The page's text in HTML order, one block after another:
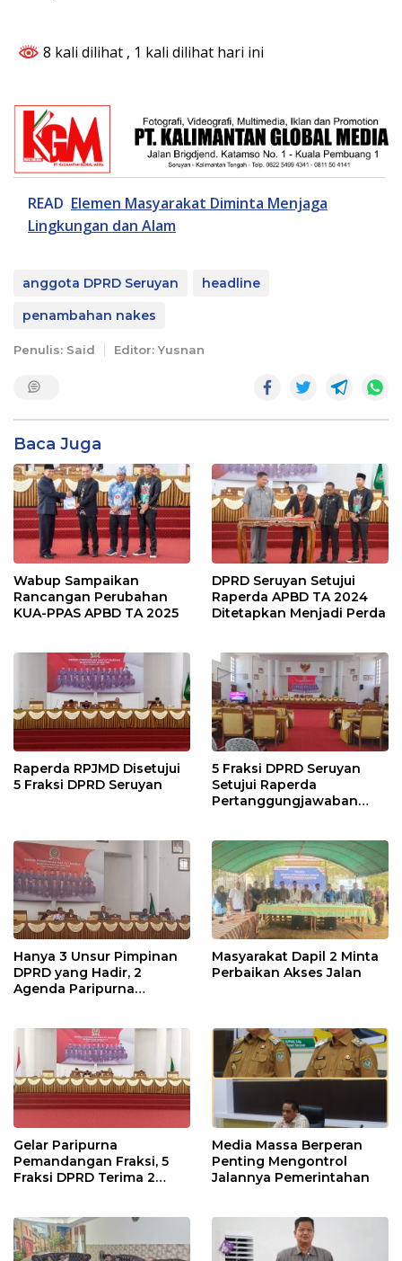
8 kali dilihat , 1 kali dilihat hari ini
READ Elemen Masyarakat Diminta Menjaga
Lingkungan dan Alam
anggota DPRD Seruyan
headline
penambahan nakes
Penulis: Said Editor: Yusnan
Baca Juga
Wabup Sampaikan
Rancangan Perubahan
KUA-PPAS APBD TA 2025
DPRD Seruyan Setujui
Raperda APBD TA 2024
Ditetapkan Menjadi Perda
Raperda RPJMD Disetujui
5 Fraksi DPRD Seruyan
5 Fraksi DPRD Seruyan
Setujui Raperda
Pertanggungjawaban
Hanya 3 Unsur Pimpinan
DPRD yang Hadir, 2
Agenda Paripurna
Masyarakat Dapil 2 Minta
Perbaikan Akses Jalan
Gelar Paripurna
Pemandangan Fraksi, 5
Fraksi DPRD Terima 2
Media Massa Berperan
Penting Mengontrol
Jalannya Pemerintahan